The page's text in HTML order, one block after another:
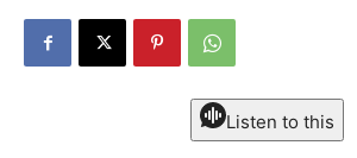
Listen to this